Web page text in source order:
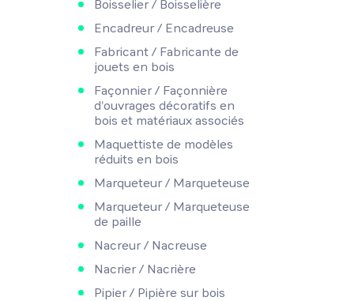
Boisselier / Boisselière
Encadreur / Encadreuse
Fabricant / Fabricante de
jouets en bois
Façonnier / Façonnière
d'ouvrages décoratifs en
bois et matériaux associés
Maquettiste de modèles
réduits en bois
Marqueteur / Marqueteuse
Marqueteur / Marqueteuse
de paille
Nacreur / Nacreuse
Nacrier / Nacrière
Pipier / Pipière sur bois